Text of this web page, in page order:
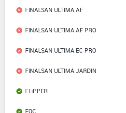
FINALSAN ULTIMA AF
FINALSAN ULTIMA AF PRO
FINALSAN ULTIMA EC PRO
FINALSAN ULTIMA JARDIN
FLiPPER
FOC